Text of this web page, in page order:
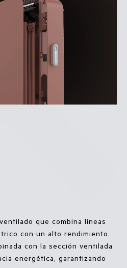
que combina líneas
con un alto rendimiento.
con la sección ventilada
energética, garantizando